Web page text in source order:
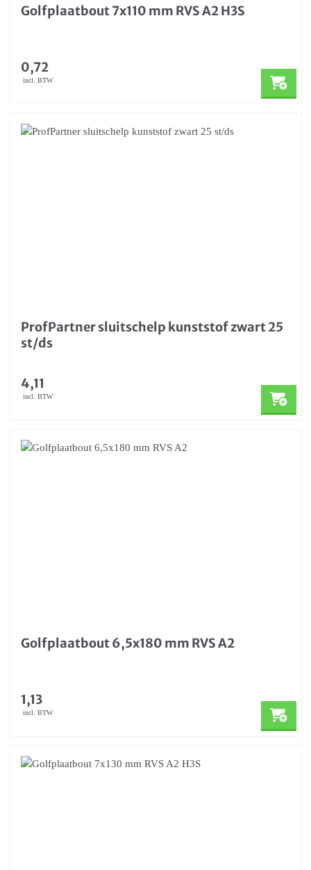
Golfplaatbout 7x110 mm RVS A2 H3S
0,72
incl. BTW
ProfPartner sluitschelp kunststof zwart 25
st/ds
4,11
incl. BTW
Golfplaatbout 6,5x180 mm RVS A2
1,13
incl. BTW